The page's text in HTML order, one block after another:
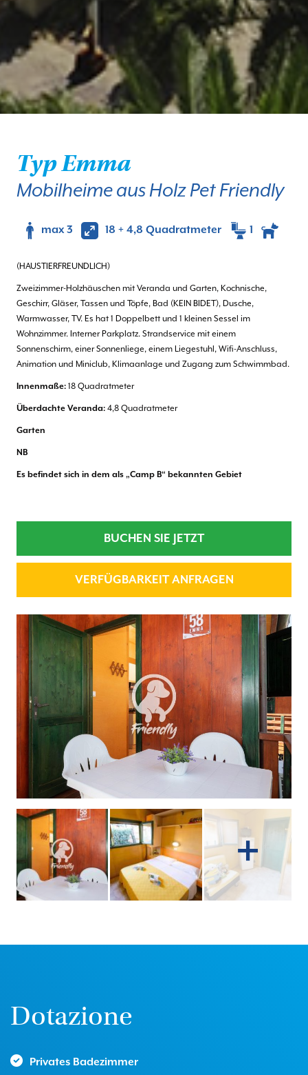
Typ Emma
Mobilheime aus Holz Pet Friendly
max 3 18 + 4,8 Quadratmeter 1
(HAUSTIERFREUNDLICH)
Zweizimmer-Holzhäuschen mit Veranda und Garten, Kochnische,
Geschirr, Gläser, Tassen und Töpfe, Bad (KEIN BIDET), Dusche,
Warmwasser, TV. Es hat 1 Doppelbett und 1 kleinen Sessel im
Wohnzimmer. Interner Parkplatz. Strandservice mit einem
Sonnenschirm, einer Sonnenliege, einem Liegestuhl, Wifi-Anschluss,
Animation und Miniclub, Klimaanlage und Zugang zum Schwimmbad.
Innenmaße: 18 Quadratmeter
Überdachte Veranda: 4,8 Quadratmeter
Garten
NB
Es befindet sich in dem als „Camp B“ bekannten Gebiet
BUCHEN SIE JETZT
VERFÜGBARKEIT ANFRAGEN
Dotazione
Privates Badezimmer